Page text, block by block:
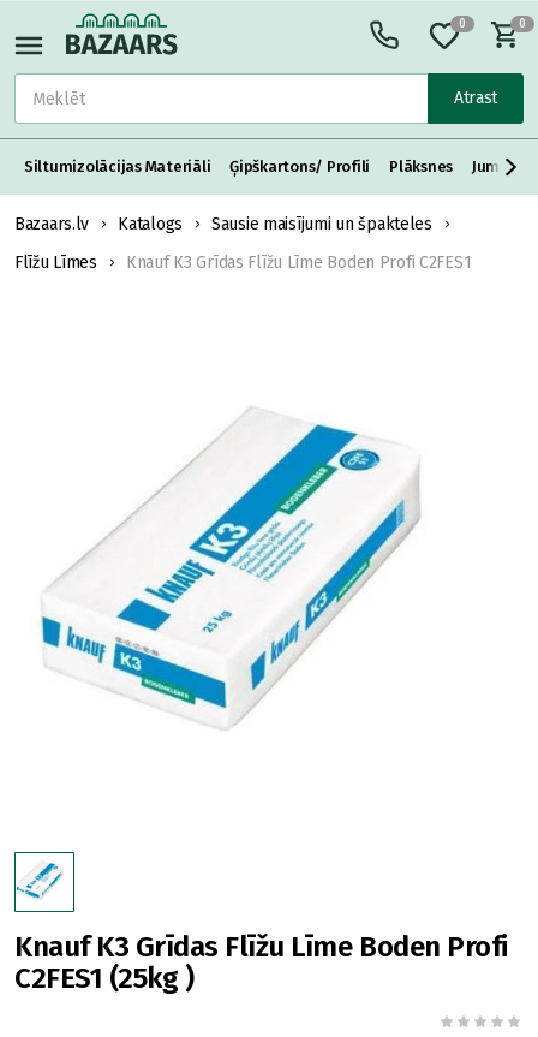
Atrast
0 0
Siltumizolācijas Materiāli Ģipškartons/ Profili Plāksnes Jumta
Bazaars.lv Katalogs
Sausie maisījumi un špakteles
Flīžu Līmes
Knauf K3 Grīdas Flīžu Līme Boden Profi C2FES1
Knauf K3 Grīdas Flīžu Līme Boden Profi
C2FES1 (25kg )